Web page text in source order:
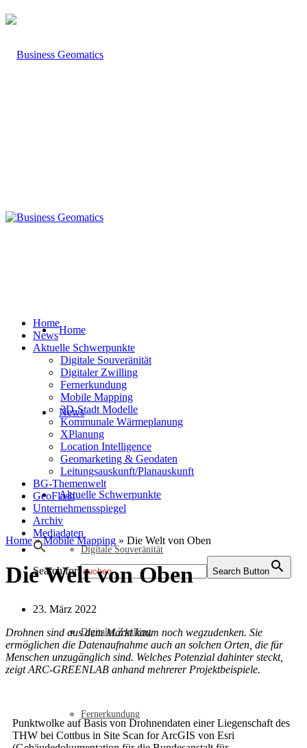
Home
News
Aktuelle Schwerpunkte
Digitale Souveränität
Digitaler Zwilling
Fernerkundung
Home
News
Aktuelle Schwerpunkte
Digitale Souveränität
Digitaler Zwilling
Fernerkundung
Mobile Mapping
3D-Stadt Modelle
Kommunale Wärmeplanung
XPlanung
Location Intelligence
Geomarketing & Geodaten
Leitungsauskunft/Planauskunft
BG-Themenwelt
GeoFlash
Unternehmensspiegel
Archiv
Mediadaten
Search for: Search Button
Home»Mobile Mapping » Die Welt von Oben
Die Welt von Oben
23. März 2022
Drohnen sind aus dem Markt kaum noch wegzudenken. Sie
ermöglichen die Datenaufnahme auch an solchen Orten, die für
Menschen unzugänglich sind. Welches Potenzial dahinter steckt,
zeigt ARC-GREENLAB anhand mehrerer Projektbeispiele.
Punktwolke auf Basis von Drohnendaten einer Liegenschaft des
THW bei Cottbus in Site Scan for ArcGIS von Esri